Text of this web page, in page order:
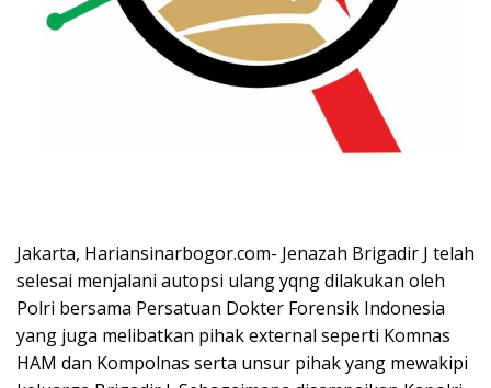
Jakarta, Hariansinarbogor.com- Jenazah Brigadir J telah
selesai menjalani autopsi ulang yqng dilakukan oleh
Polri bersama Persatuan Dokter Forensik Indonesia
yang juga melibatkan pihak external seperti Komnas
HAM dan Kompolnas serta unsur pihak yang mewakipi